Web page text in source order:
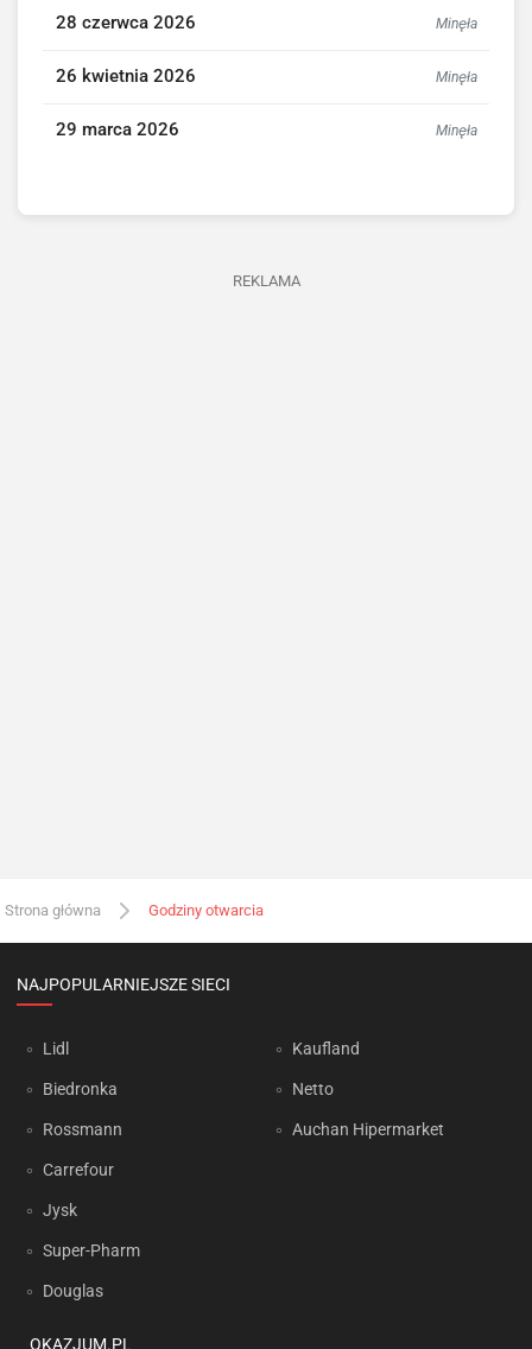
28 czerwca 2026 Minęła
26 kwietnia 2026 Minęła
29 marca 2026 Minęła
REKLAMA
Strona główna Godziny otwarcia
NAJPOPULARNIEJSZE SIECI
Lidl
Biedronka
Rossmann
Carrefour
Jysk
Super-Pharm
Douglas
Kaufland
Netto
Auchan Hipermarket
OKAZJUM.PL